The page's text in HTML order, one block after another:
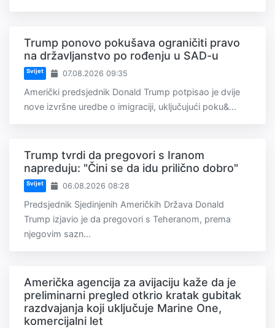
Trump ponovo pokušava ograničiti pravo
na državljanstvo po rođenju u SAD-u
Svijet 07.08.2026 09:35
Američki predsjednik Donald Trump potpisao je dvije
nove izvršne uredbe o imigraciji, uključujući poku&...
Trump tvrdi da pregovori s Iranom
napreduju: "Čini se da idu prilično dobro"
Svijet 06.08.2026 08:28
Predsjednik Sjedinjenih Američkih Država Donald
Trump izjavio je da pregovori s Teheranom, prema
njegovim sazn...
Američka agencija za avijaciju kaže da je
preliminarni pregled otkrio kratak gubitak
razdvajanja koji uključuje Marine One,
komercijalni let